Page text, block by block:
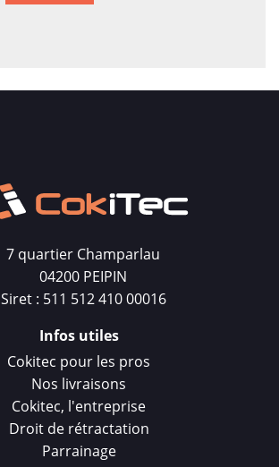
7 quartier Champarlau
04200 PEIPIN
Siret : 511 512 410 00016
Infos utiles
Cokitec pour les pros
Nos livraisons
Cokitec, l'entreprise
Droit de rétractation
Parrainage